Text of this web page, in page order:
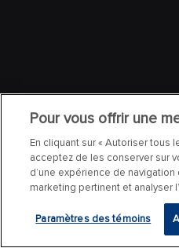
Pour vous offrir une
En cliquant sur « Autoriser tous
acceptez de les conserver sur
d’une expérience de
marketing pertinent et analyser
Paramètres des témoins